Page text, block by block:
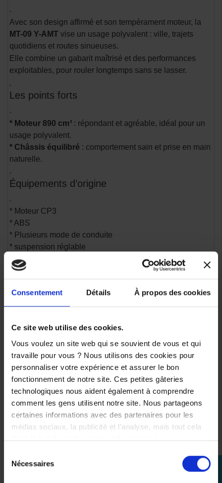
Consentement Détails À propos des cookies
Ce site web utilise des cookies.
Vous voulez un site web qui se souvient de vous et qui
travaille pour vous ? Nous utilisons des cookies pour
personnaliser votre expérience et assurer le bon
fonctionnement de notre site. Ces petites gâteries
technologiques nous aident également à comprendre
comment les gens utilisent notre site. Nous partageons
certaines informations avec des partenaires pour les
médias sociaux, la publicité et l'analyse, mais tout cela
dans le but de rendre votre visite géniale !
Nécessaires perm_identity
.
Avec son design affirmé et son tempérament moteur, la
MT-09 Y-AMT vise un usage polyvalent : ville, trajets
quotidiens et routes sinueuses.
Elle combine un gabarit maîtrisé et des performances
exploitables, pour rouler longtemps sans se lasser.
.
Les points forts
.
* Moteur 890 cm³ : répondant et agréable, idéal pour un
usage polyvalent.
* Châssis équilibré : comportement sain et prise en main
naturelle.
.
Équipements d’origine
.
* Moteur CP3
* ABS
* Plusieurs mode de conduite
* suspension réglable
* Ecran TFT couleur 5 pouce
* Centrale IMU -(gestion avancée de l'électronique de
* Maitre cylindre Brembo Radial
* Boite de vitesse Automatique
Couleurs disponibles
* Ice Storm
* Icon Blue
* Tech Black
Conclusion
UneMT-09 Y-AMTidéale si tu cherches une moto
tempérament.